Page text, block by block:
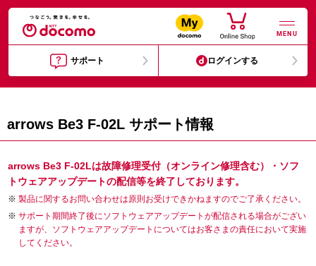
MENU
サポート ログインする
arrows Be3 F-02L サポート情報
arrows Be3 F-02Lは故障修理受付（オンライン修理含む）・ソフ
トウェアアップデートの配信等を終了しております。
製品に関するお問い合わせは原則お受けできかねますのでご了承ください。
サポート期間終了後にソフトウェアアップデートが配信される場合がござい
ますが、ソフトウェアアップデートについてはお客さまの責任において実施
してください。